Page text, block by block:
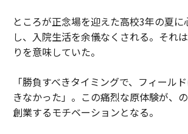
ところが正念場を迎えた高校3年の夏
し、入院生活を余儀なくされる。それ
りを意味していた。
「勝負すべきタイミングで、フィール
きなかった」。この痛烈な原体験が、
創業するモチベーションとなる。